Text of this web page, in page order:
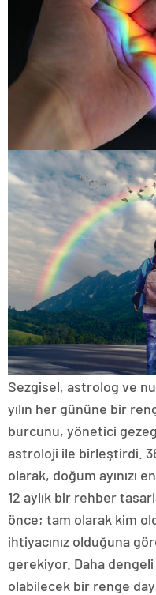
Sezgisel, astrolog ve
yılın her gününe bir
burcunu, yönetici
astroloji ile birleştirdi.
olarak, doğum ayınızı
12 aylık bir rehber
önce; tam olarak kim
ihtiyacınız olduğuna
gerekiyor. Daha
olabilecek bir renge